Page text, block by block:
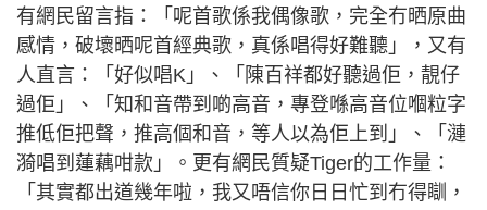
有網民留言指：「呢首歌係我偶像歌，完全冇晒原曲
感情，破壞晒呢首經典歌，真係唱得好難聽」，又有
人直言：「好似唱K」、「陳百祥都好聽過佢，靚仔
過佢」、「知和音帶到啲高音，專登喺高音位嗰粒字
推低佢把聲，推高個和音，等人以為佢上到」、「漣
漪唱到蓮藕咁款」。更有網民質疑Tiger的工作量：
「其實都出道幾年啦，我又唔信你日日忙到冇得瞓，